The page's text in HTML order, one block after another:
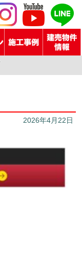
2026年4月22日